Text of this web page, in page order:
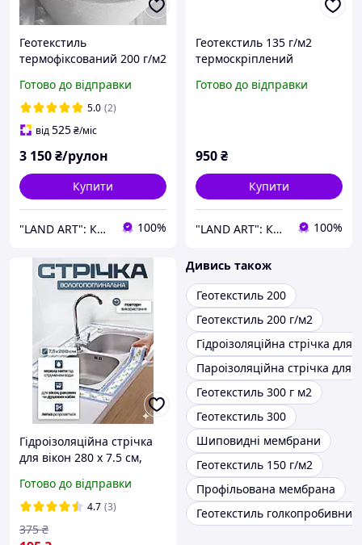
Геотекстиль
термофіксований 200 г/м2
захисту мембран, рослин
від морозів
Готово до відправки
5.0 (2)
від525₴/міс
3 150₴/рулон
Купити
"LAND ART": Корисні товари для вашого будинку та саду! 100%
Геотекстиль 135 г/м2
термоскріплений
Геотканина для садових
Готово до відправки
950₴
Купити
"LAND ART": Корисні товари для вашого будинку та саду! 100%
Гідроізоляційна стрічка
для вікон 280 х 7.5 см,
вологу, що збирається на
склі, блакитна
Готово до відправки
4.7 (3)
375 ₴
Дивись також
Геотекстиль 200
Геотекстиль 200 г/м2
Гідроізоляційна стрічка для
Пароізоляційна стрічка для
Геотекстиль 300 г м2
Геотекстиль 300
Шиповидні мембрани
Геотекстиль 150 г/м2
Профільована мембрана
Геотекстиль голкопробивний